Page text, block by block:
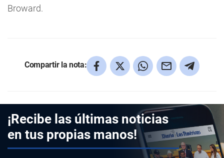
Broward.
Compartir la nota:
¡Recibe las últimas noticias
en tus propias manos!